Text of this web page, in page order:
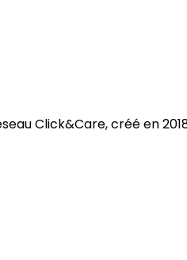
Click&Care, créé en